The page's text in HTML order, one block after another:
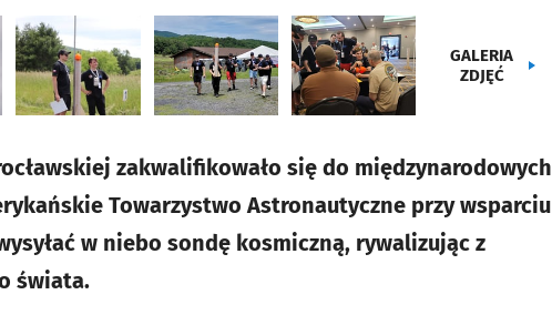
GALERIA
ZDJĘĆ
zakwalifikowało się do międzynarodowych
Towarzystwo Astronautyczne przy wsparciu
w niebo sondę kosmiczną, rywalizując z
świata.